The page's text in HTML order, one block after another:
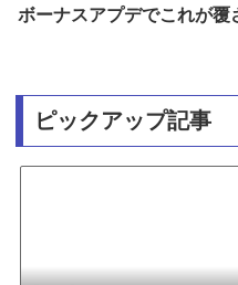
ボーナスアプデでこれが覆
ピックアップ記事